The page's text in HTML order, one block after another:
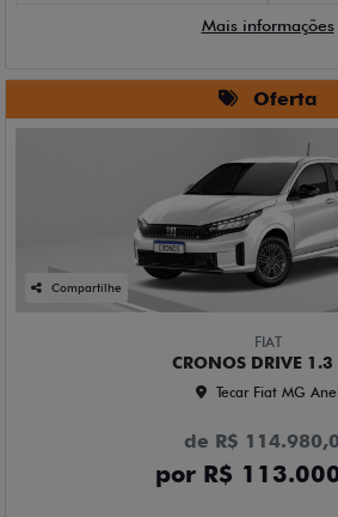
Mais informações
Oferta
Compartilhe
FIAT
CRONOS DRIVE 1.3
Tecar Fiat MG Anel
de R$
por R$